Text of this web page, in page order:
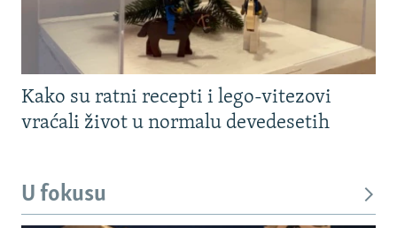
Kako su ratni recepti i lego-vitezovi
vraćali život u normalu devedesetih
U fokusu